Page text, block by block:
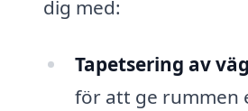
dig med:
Tapetsering av
för att ge rummen